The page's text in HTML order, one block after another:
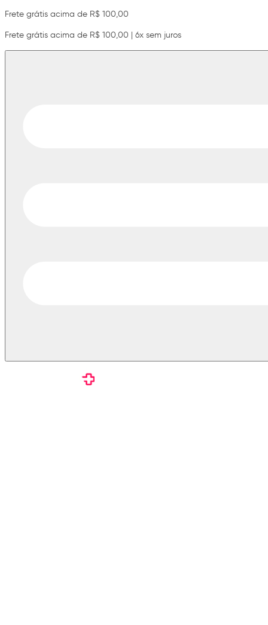
Frete grátis acima de R$ 100,00
Frete grátis acima de R$ 100,00 | 6x sem juros